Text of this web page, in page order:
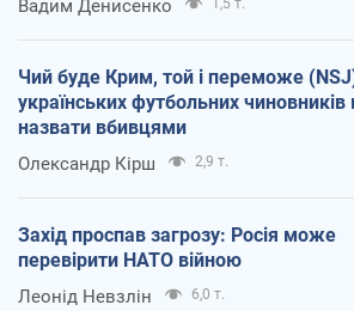
Вадим Денисенко
Чий буде Крим, той і переможе
українських футбольних
назвати вбивцями
Олександр Кірш 2,9 т.
Захід проспав загрозу: Росія може
перевірити НАТО війною
Леонід Невзлін 6,0 т.